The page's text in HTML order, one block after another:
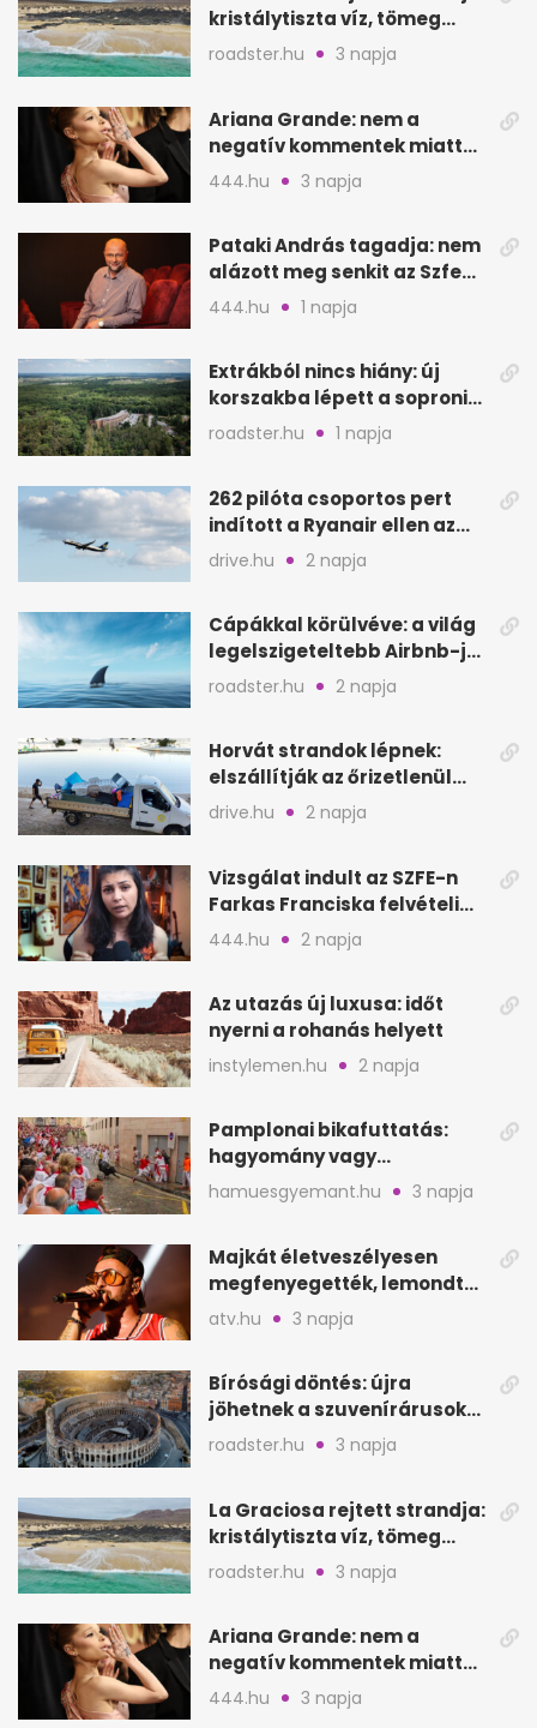
kristálytiszta víz, tömeg
nélkül
roadster.hu 3 napja
Ariana Grande: nem a
negatív kommentek miatt
vonul vissza
444.hu 3 napja
Pataki András tagadja: nem
alázott meg senkit az Szfe
felvételijén
444.hu 1 napja
Extrákból nincs hiány: új
korszakba lépett a soproni
Fagus Hotel
roadster.hu 1 napja
262 pilóta csoportos pert
indított a Ryanair ellen az
Egyesült Királyságban
drive.hu 2 napja
Cápákkal körülvéve: a világ
legelszigeteltebb Airbnb-je
a nyílt tengeren
roadster.hu 2 napja
Horvát strandok lépnek:
elszállítják az őrizetlenül
hagyott törölközőket
drive.hu 2 napja
Vizsgálat indult az SZFE-n
Farkas Franciska felvételi
videója után
444.hu 2 napja
Az utazás új luxusa: időt
nyerni a rohanás helyett
instylemen.hu 2 napja
Pamplonai bikafuttatás:
hagyomány vagy
értelmetlen vérontás?
hamuesgyemant.hu 3 napja
Majkát életveszélyesen
megfenyegették, lemondta
a sepsiszentgyörgyi
atv.hu 3 napja
Bírósági döntés: újra
jöhetnek a szuvenírárusok
Európa ikonikus helyére
roadster.hu 3 napja
La Graciosa rejtett strandja:
kristálytiszta víz, tömeg
nélkül
roadster.hu 3 napja
Ariana Grande: nem a
negatív kommentek miatt
vonul vissza
444.hu 3 napja